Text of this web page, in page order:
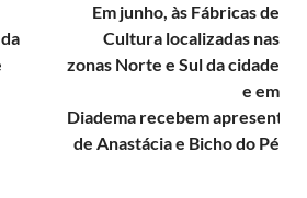
Em junho, às Fábricas de
Cultura localizadas nas
zonas Norte e Sul da cidade
e em
Diadema recebem
de Anastácia e Bicho do Pé